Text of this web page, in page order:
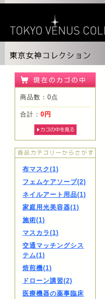
商品数：0点
合計： 0円
布マスク(1)
フェムケアソープ(2)
ネイルアート用品(1)
家庭用光美容器(1)
施術(1)
マスカラ(1)
交通マッチングシス
テム(1)
焙煎機(1)
ドローン講習(2)
医療機器の薬事臨床